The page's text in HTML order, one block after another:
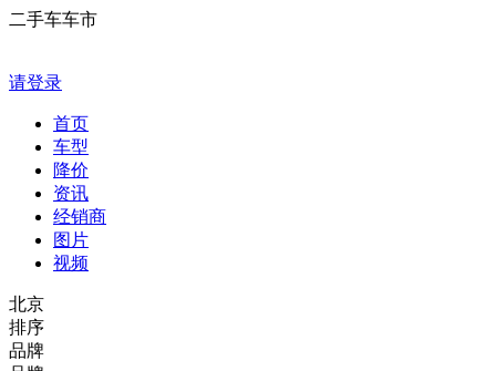
二手车车市
请登录
首页
车型
降价
资讯
经销商
图片
视频
北京
排序
品牌